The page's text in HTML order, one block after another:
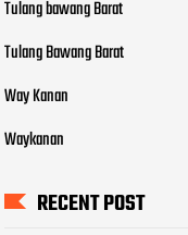
Tulang bawang Barat
Tulang Bawang Barat
Way Kanan
Waykanan
RECENT POST